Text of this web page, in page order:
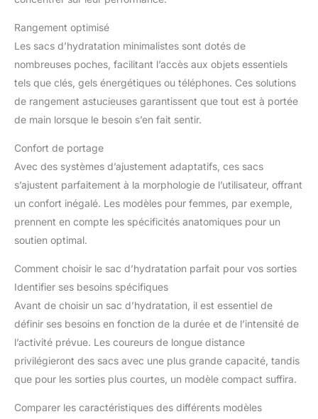
Rangement optimisé
Les sacs d’hydratation minimalistes sont dotés de
nombreuses poches, facilitant l’accès aux objets essentiels
tels que clés, gels énergétiques ou téléphones. Ces solutions
de rangement astucieuses garantissent que tout est à portée
de main lorsque le besoin s’en fait sentir.
Confort de portage
Avec des systèmes d’ajustement adaptatifs, ces sacs
s’ajustent parfaitement à la morphologie de l’utilisateur, offrant
un confort inégalé. Les modèles pour femmes, par exemple,
prennent en compte les spécificités anatomiques pour un
soutien optimal.
Comment choisir le sac d’hydratation parfait pour vos sorties
Identifier ses besoins spécifiques
Avant de choisir un sac d’hydratation, il est essentiel de
définir ses besoins en fonction de la durée et de l’intensité de
l’activité prévue. Les coureurs de longue distance
privilégieront des sacs avec une plus grande capacité, tandis
que pour les sorties plus courtes, un modèle compact suffira.
Comparer les caractéristiques des différents modèles